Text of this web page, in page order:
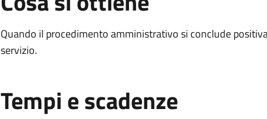
Quando il procedimento amministrativo si conclude
servizio.
Tempi e scadenze